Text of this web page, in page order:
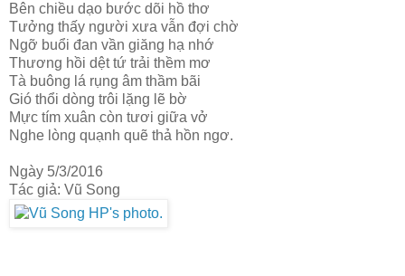
Bên chiều dạo bước dõi hồ thơ
Tưởng thấy người xưa vẫn đợi chờ
Ngỡ buổi đan vần giăng hạ nhớ
Thương hồi dệt tứ trải thềm mơ
Tà buông lá rụng âm thầm bãi
Gió thổi dòng trôi lặng lẽ bờ
Mực tím xuân còn tươi giữa vở
Nghe lòng quạnh quẽ thả hồn ngơ.
Ngày 5/3/2016
Tác giả: Vũ Song